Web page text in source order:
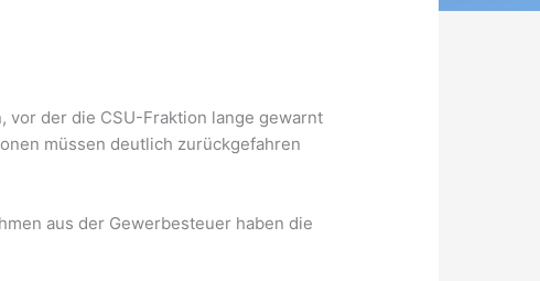
vor der die CSU-Fraktion lange gewarnt
müssen deutlich zurückgefahren
aus der Gewerbesteuer haben die